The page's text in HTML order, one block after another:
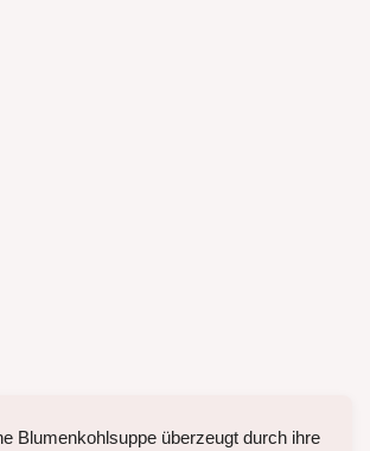
Blumenkohlsuppe überzeugt durch ihre